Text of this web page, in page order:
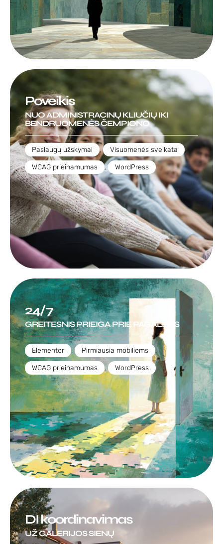
Poveikis
NUO ADMINISTRACINŲ KLIUČIŲ IKI
BENDRUOMENĖS ČEMPIONO
Paslaugų užskymai , Visuomenės sveikata ,
WCAG prieinamumas , WordPress
24/7
GREITESNIS PRIEIGA PRIE PAGALBOS
Elementor , Pirmiausia mobiliems ,
WCAG prieinamumas , WordPress
DI koordinavimas
UŽ GALERIJOS SIENŲ